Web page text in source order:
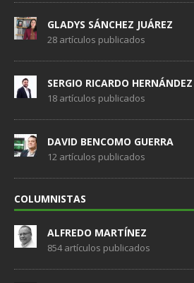
GLADYS SÁNCHEZ JUÁREZ
28 artículos publicados
SERGIO RICARDO
18 artículos publicados
DAVID BENCOMO GUERRA
12 artículos publicados
COLUMNISTAS
ALFREDO MARTÍNEZ
854 artículos publicados